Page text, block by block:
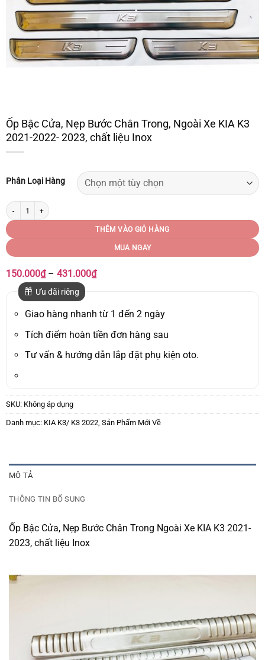
Ốp Bậc Cửa, Nẹp Bước Chân Trong, Ngoài Xe KIA K3
2021-2022- 2023, chất liệu Inox
Phân Loại Hàng
Ốp Bậc Cửa, Nẹp Bước Chân Trong, Ngoài Xe KIA K3 2021-2022- 2023, chất liệu
THÊM VÀO GIỎ HÀNG
MUA NGAY
150.000₫ – 431.000₫Khoảng
đến
431.000₫
Ưu đãi riêng
Giao hàng nhanh từ 1 đến 2 ngày
Tích điểm hoàn tiền đơn hàng sau
Tư vấn & hướng dẫn lắp đặt phụ kiện oto.
SKU: Không áp dụng
Danh mục: KIA K3/ K3 2022, Sản Phẩm Mới Về
MÔ TẢ
THÔNG TIN BỔ SUNG
Ốp Bậc Cửa, Nẹp Bước Chân Trong Ngoài Xe KIA K3 2021-
2023, chất liệu Inox